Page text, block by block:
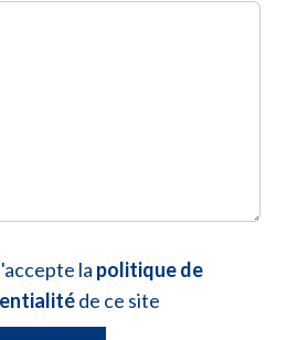
la politique de
de ce site